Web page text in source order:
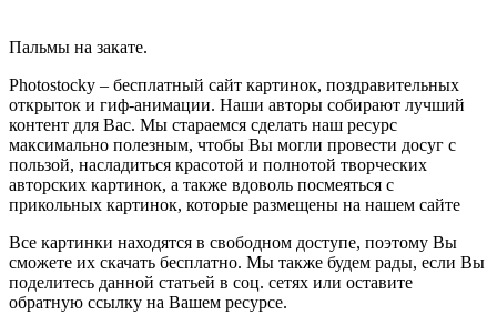
Пальмы на закате.
Photostocky – бесплатный сайт картинок, поздравительных
открыток и гиф-анимации. Наши авторы собирают лучший
контент для Вас. Мы стараемся сделать наш ресурс
максимально полезным, чтобы Вы могли провести досуг с
пользой, насладиться красотой и полнотой творческих
авторских картинок, а также вдоволь посмеяться с
прикольных картинок, которые размещены на нашем сайте
Все картинки находятся в свободном доступе, поэтому Вы
сможете их скачать бесплатно. Мы также будем рады, если Вы
поделитесь данной статьей в соц. сетях или оставите
обратную ссылку на Вашем ресурсе.